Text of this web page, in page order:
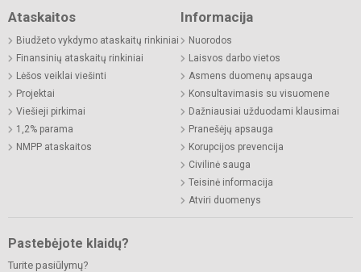
Ataskaitos
Biudžeto vykdymo ataskaitų rinkiniai
Finansinių ataskaitų rinkiniai
Lėšos veiklai viešinti
Projektai
Viešieji pirkimai
1,2% parama
NMPP ataskaitos
Informacija
Nuorodos
Laisvos darbo vietos
Asmens duomenų apsauga
Konsultavimasis su visuomene
Dažniausiai užduodami klausimai
Pranešėjų apsauga
Korupcijos prevencija
Civilinė sauga
Teisinė informacija
Atviri duomenys
Pastebėjote klaidų?
Turite pasiūlymų?